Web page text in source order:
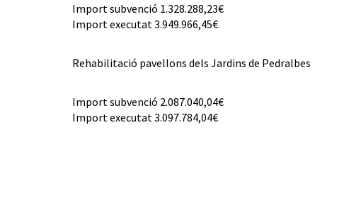
Import subvenció 1.328.288,23€
Import executat 3.949.966,45€
Rehabilitació pavellons dels Jardins de Pedralbes
Import subvenció 2.087.040,04€
Import executat 3.097.784,04€